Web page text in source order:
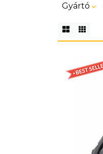
Gyártó